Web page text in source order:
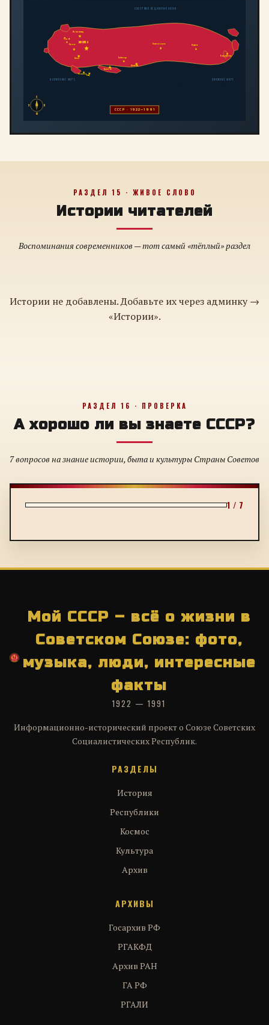
МОСКВА
Ленинград
Киев
Минск
Ташкент
Алма-Ата
Байконур
Новосибирск Иркутск
Владивосток
ТбилисиБаку
Рига
С
Ю
З
В
СССР · 1922—1991
БАЛТИЙСКОЕ МОРЕ
СЕВЕРНЫЙ ЛЕДОВИТЫЙ ОКЕАН
ЯПОНСКОЕ МОРЕ
РАЗДЕЛ 15 · ЖИВОЕ СЛОВО
Истории читателей
Воспоминания современников — тот самый «тёплый» раздел
Истории не добавлены. Добавьте их через админку →
«Истории».
РАЗДЕЛ 16 · ПРОВЕРКА
А хорошо ли вы знаете СССР?
7 вопросов на знание истории, быта и культуры Страны Советов
1 / 7
Мой СССР – всё о жизни в
Советском Союзе: фото,
музыка, люди, интересные
факты
1922 — 1991
Информационно-исторический проект о Союзе Советских
Социалистических Республик.
РАЗДЕЛЫ
История
Республики
Космос
Культура
Архив
АРХИВЫ
Госархив РФ
РГАКФД
Архив РАН
ГА РФ
РГАЛИ